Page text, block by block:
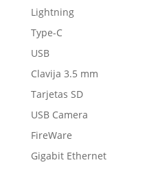
Lightning
Type-C
USB
Clavija 3.5 mm
Tarjetas SD
USB Camera
FireWare
Gigabit Ethernet